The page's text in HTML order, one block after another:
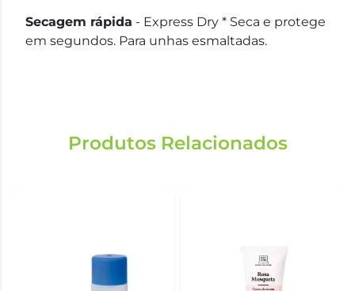
Secagem rápida - Express Dry * Seca e protege
em segundos. Para unhas esmaltadas.
Produtos Relacionados